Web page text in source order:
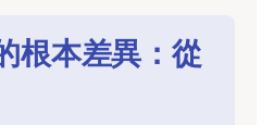
根本差異：從